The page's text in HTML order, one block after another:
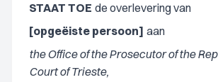
STAAT TOE de overlevering van
[opgeëiste persoon] aan
the Office of the Prosecutor of the
Court of Trieste,